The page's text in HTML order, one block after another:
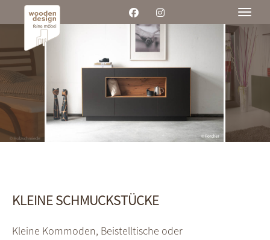
KLEINE SCHMUCKSTÜCKE
Kleine Kommoden, Beistelltische oder